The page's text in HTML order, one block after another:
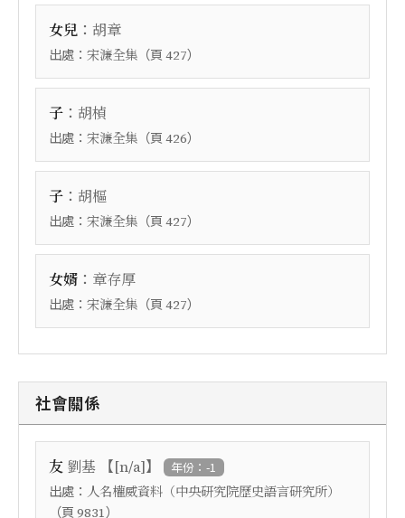
女兒 ： 胡章
出處： 宋濂全集 （頁 427）
子 ： 胡楨
出處： 宋濂全集 （頁 426）
子 ： 胡樞
出處： 宋濂全集 （頁 427）
女婿 ： 章存厚
出處： 宋濂全集 （頁 427）
社會關係
友 劉基 【[n/a]】 年份：-1
出處： 人名權威資料（中央研究院歷史語言研究所）
（頁 9831）